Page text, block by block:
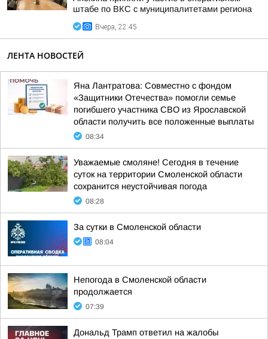
штабе по ВКС с муниципалитетами региона
Вчера, 22:45
ЛЕНТА НОВОСТЕЙ
Яна Лантратова: Совместно с фондом
«Защитники Отечества» помогли семье
погибшего участника СВО из Ярославской
области получить все положенные выплаты
08:34
Уважаемые смоляне! Сегодня в течение
суток на территории Смоленской области
сохранится неустойчивая погода
08:28
За сутки в Смоленской области
08:04
Непогода в Смоленской области
продолжается
07:39
Дональд Трамп ответил на жалобы